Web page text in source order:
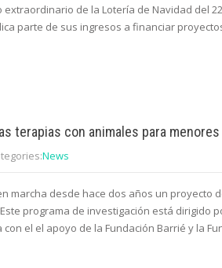
extraordinario de la Lotería de Navidad del
parte de sus ingresos a financiar
terapias con animales para
News
marcha desde hace dos años un proyecto
programa de investigación está dirigido
el el apoyo de la Fundación Barrié y la